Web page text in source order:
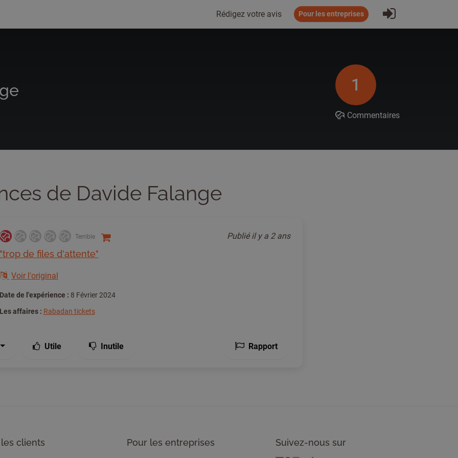
Rédigez votre avis
Pour les entreprises S'inscrire
1
Commentaires
de Davide Falange
Terrible Publiéil y a 2 ans
"trop de files d'attente"
Voir l'original
Date de l'expérience : 8 Février 2024
Les affaires : Rabadan tickets
Utile Inutile Rapport
clients Pour les entreprises Suivez-nous sur